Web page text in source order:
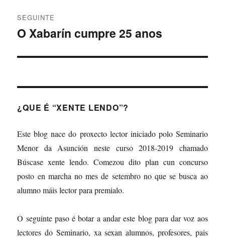
SEGUINTE
Artigo
O Xabarín cumpre 25 anos
¿QUE É “XENTE LENDO”?
Este blog nace do proxecto lector iniciado polo Seminario
Menor da Asunción neste curso 2018-2019 chamado
Búscase xente lendo. Comezou dito plan cun concurso
posto en marcha no mes de setembro no que se busca ao
alumno máis lector para premialo.
O seguinte paso é botar a andar este blog para dar voz aos
lectores do Seminario, xa sexan alumnos, profesores, pais